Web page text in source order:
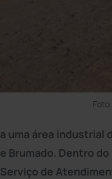
uma área industrial
Brumado. Dentro
de